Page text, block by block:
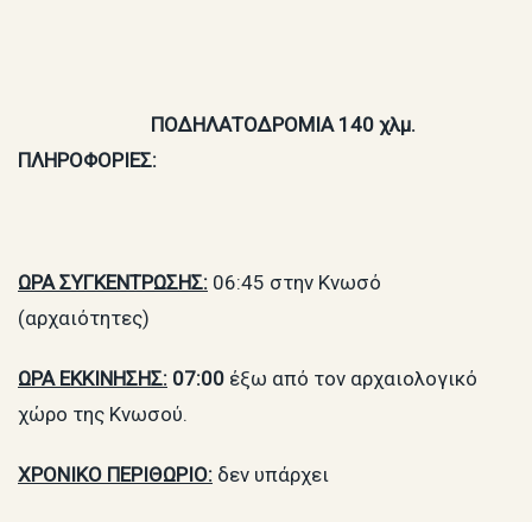
ΠΟΔΗΛΑΤΟΔΡΟΜΙΑ 140 χλμ.
ΠΛΗΡΟΦΟΡΙΕΣ:
ΩΡΑ ΣΥΓΚΕΝΤΡΩΣΗΣ: 06:45 στην Κνωσό
(αρχαιότητες)
ΩΡΑ ΕΚΚΙΝΗΣΗΣ: 07:00 έξω από τον αρχαιολογικό
χώρο της Κνωσού.
ΧΡΟΝΙΚΟ ΠΕΡΙΘΩΡΙΟ: δεν υπάρχει